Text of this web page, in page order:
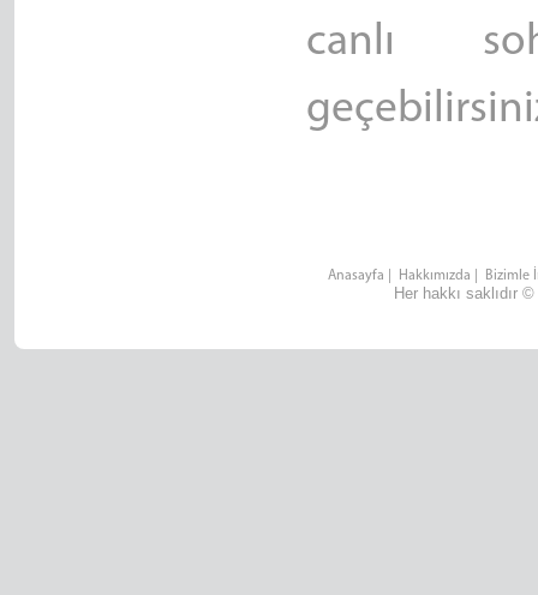
canlı
Anasayfa Hakkımızda Bizimle
Her hakkı saklıdır